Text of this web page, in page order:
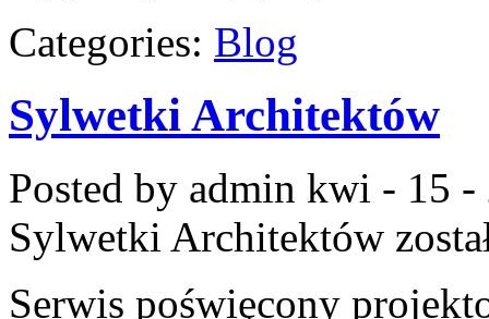
Categories: Blog
Sylwetki Architektów
Posted by admin kwi - 15 -
Sylwetki Architektów
Serwis poświęcony